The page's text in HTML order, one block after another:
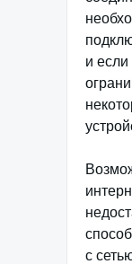
и
с